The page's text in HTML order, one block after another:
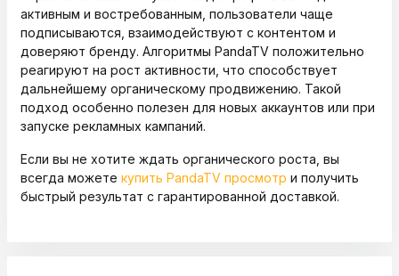
активным и востребованным, пользователи чаще
подписываются, взаимодействуют с контентом и
доверяют бренду. Алгоритмы PandaTV положительно
реагируют на рост активности, что способствует
дальнейшему органическому продвижению. Такой
подход особенно полезен для новых аккаунтов или при
запуске рекламных кампаний.
Если вы не хотите ждать органического роста, вы
всегда можете купить PandaTV просмотр и получить
быстрый результат с гарантированной доставкой.